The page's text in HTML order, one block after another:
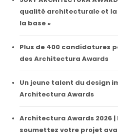
qualité architecturale et
la base »
Plus de 400 candidatures
des Architectura Awards
Un jeune talent du design
Architectura Awards
Architectura Awards 2026 |
soumettez votre projet